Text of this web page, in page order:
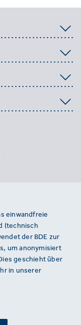
einwandfreie
(technisch
der BDE zur
um anonymisiert
geschieht über
in unserer